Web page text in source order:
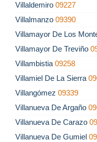
Villaldemiro 09227
Villalmanzo 09390
Villamayor De Los
Villamayor De Treviño
Villambistia 09258
Villamiel De La Sierra
Villangómez 09339
Villanueva De Argaño
Villanueva De Carazo
Villanueva De Gumiel